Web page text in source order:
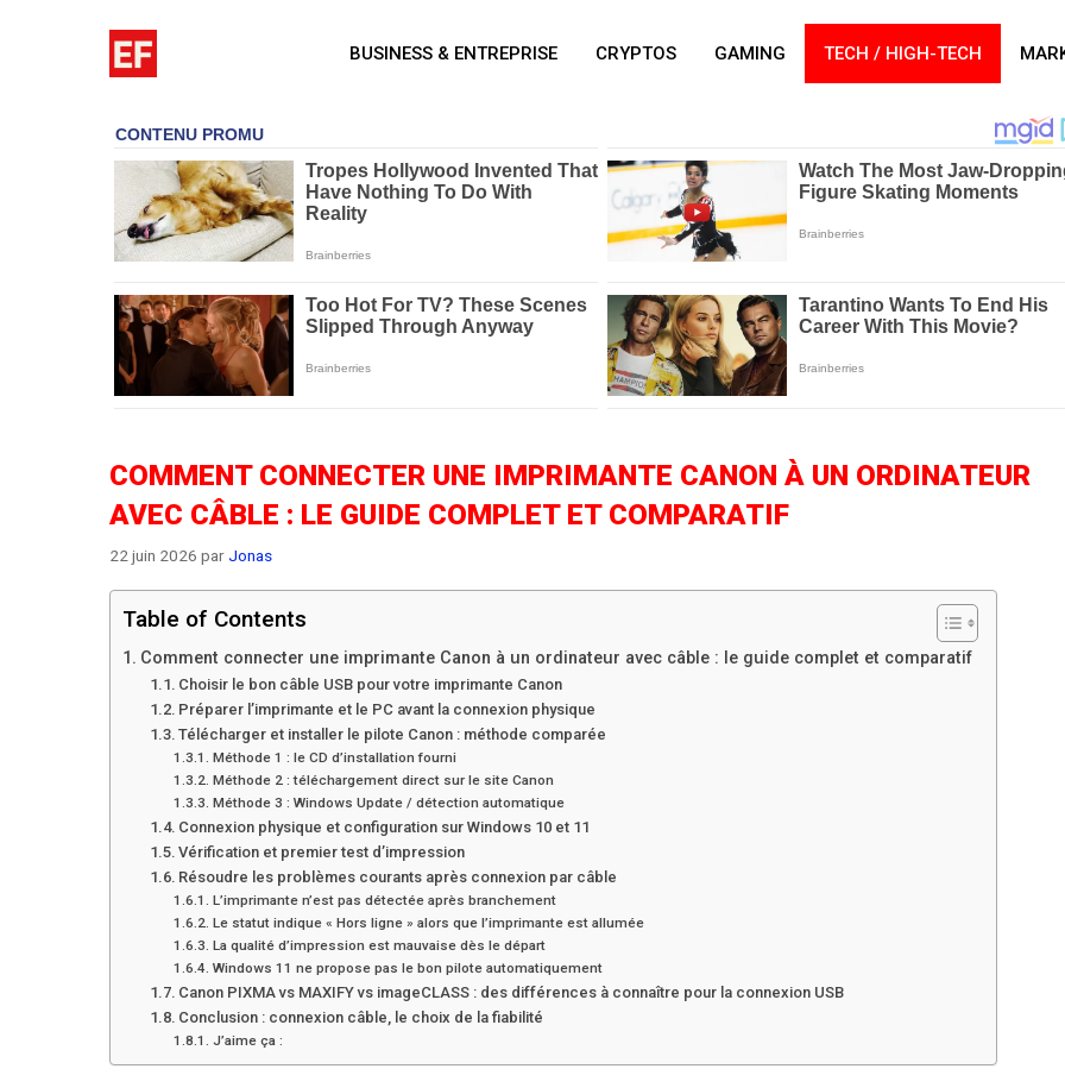
BUSINESS & ENTREPRISE CRYPTOS GAMING TECH / HIGH-TECH
COMMENT CONNECTER UNE IMPRIMANTE CANON À UN ORDINATEUR
AVEC CÂBLE : LE GUIDE COMPLET ET COMPARATIF
22 juin 2026 parJonas
Table of Contents
Comment connecter une imprimante Canon à un ordinateur avec câble : le guide complet et comparatif
Choisir le bon câble USB pour votre imprimante Canon
Préparer l’imprimante et le PC avant la connexion physique
Télécharger et installer le pilote Canon : méthode comparée
Méthode 1 : le CD d’installation fourni
Méthode 2 : téléchargement direct sur le site Canon
Méthode 3 : Windows Update / détection automatique
Connexion physique et configuration sur Windows 10 et 11
Vérification et premier test d’impression
Résoudre les problèmes courants après connexion par câble
L’imprimante n’est pas détectée après branchement
Le statut indique « Hors ligne » alors que l’imprimante est allumée
La qualité d’impression est mauvaise dès le départ
Windows 11 ne propose pas le bon pilote automatiquement
Canon PIXMA vs MAXIFY vs imageCLASS : des différences à connaître pour la connexion USB
Conclusion : connexion câble, le choix de la fiabilité
J’aime ça :